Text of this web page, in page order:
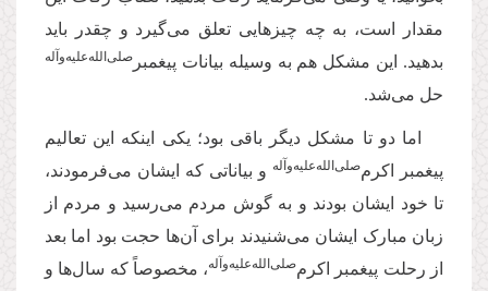
مقدار است، به چه چیزهایی تعلق می‌گیرد و چقدر باید
بدهید. این مشکل هم به‌ وسیله بیانات پیغمبر صلی‌‌الله‌‌علیه‌‌و‌آله
حل می‌شد.
اما دو تا مشکل دیگر باقی بود؛ یکی اینکه این تعالیم
پیغمبر اکرم‌صلی‌‌الله‌‌علیه‌‌و‌آله و بیاناتی که ایشان می‌فرمودند،
تا خود ایشان بودند و به گوش مردم می‌رسید و مردم از
زبان مبارک ایشان می‌شنیدند برای آن‌ها حجت بود اما بعد
از رحلت پیغمبر اکرم‌صلی‌‌الله‌‌علیه‌‌و‌آله، مخصوصاً که سال‌ها و